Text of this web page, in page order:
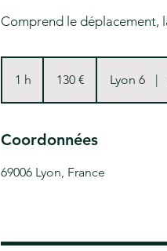
Comprend le déplacement,
1 h 130 € Lyon 6 |
Coordonnées
69006 Lyon, France